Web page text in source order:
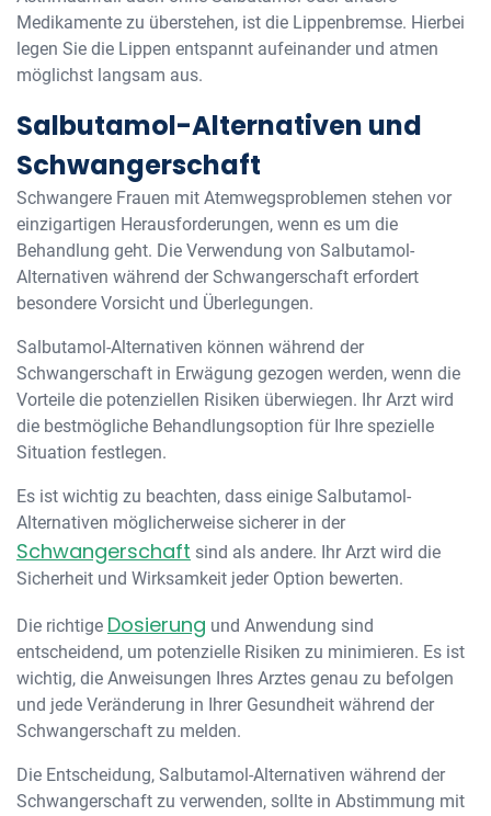
Medikamente zu überstehen, ist die Lippenbremse. Hierbei
legen Sie die Lippen entspannt aufeinander und atmen
möglichst langsam aus.
Salbutamol-Alternativen und
Schwangerschaft
Schwangere Frauen mit Atemwegsproblemen stehen vor
einzigartigen Herausforderungen, wenn es um die
Behandlung geht. Die Verwendung von Salbutamol-
Alternativen während der Schwangerschaft erfordert
besondere Vorsicht und Überlegungen.
Salbutamol-Alternativen können während der
Schwangerschaft in Erwägung gezogen werden, wenn die
Vorteile die potenziellen Risiken überwiegen. Ihr Arzt wird
die bestmögliche Behandlungsoption für Ihre spezielle
Situation festlegen.
Es ist wichtig zu beachten, dass einige Salbutamol-
Alternativen möglicherweise sicherer in der
Schwangerschaft sind als andere. Ihr Arzt wird die
Sicherheit und Wirksamkeit jeder Option bewerten.
Die richtige Dosierung und Anwendung sind
entscheidend, um potenzielle Risiken zu minimieren. Es ist
wichtig, die Anweisungen Ihres Arztes genau zu befolgen
und jede Veränderung in Ihrer Gesundheit während der
Schwangerschaft zu melden.
Die Entscheidung, Salbutamol-Alternativen während der
Schwangerschaft zu verwenden, sollte in Abstimmung mit